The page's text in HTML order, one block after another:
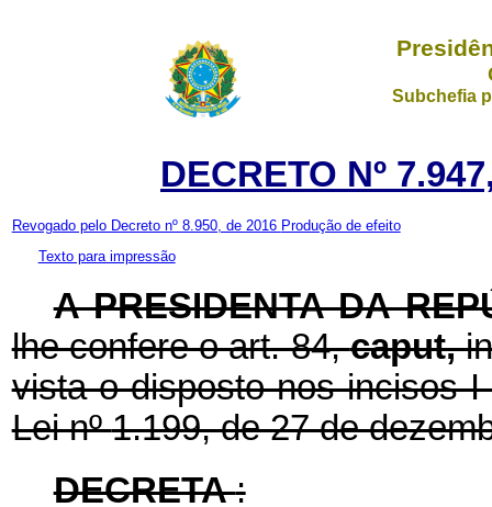
Subchefia
DECRETO Nº
Revogado pelo Decreto nº 8.950, de 2016 Produção de efeito
Texto para impressão
A PRESIDENTA DA
lhe confere o art. 84,caput,
vista o disposto nos incisos
Lei nº1.199, de 27 de
DECRETA: